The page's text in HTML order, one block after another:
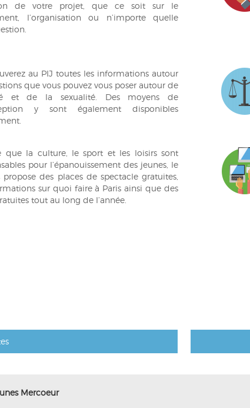
de votre projet, que ce soit sur le
l’organisation ou n’importe quelle
au PIJ toutes les informations autour
que vous pouvez vous poser autour de
et de la sexualité. Des moyens de
y sont également disponibles
que la culture, le sport et les loisirs sont
pour l’épanouissement des jeunes, le
propose des places de spectacle gratuites,
sur quoi faire à Paris ainsi que des
tout au long de l’année.
Mercoeur